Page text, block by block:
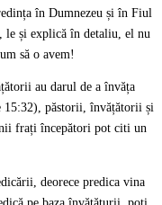
în Dumnezeu și în Fiul
le și explică în detaliu, el nu
să o avem!
au darul de a învăța
păstorii, învățătorii și
frați începători pot citi un
deorece predica vina